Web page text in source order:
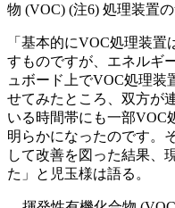
物 (VOC) (注6) 処理装置
「基本的にVOC処理装
すものですが、エネルギ
ュボード上でVOC処理装
せてみたところ、双方が
いる時間帯にも一部VOC
明らかになったのです。
して改善を図った結果、
た」と児玉様は語る。